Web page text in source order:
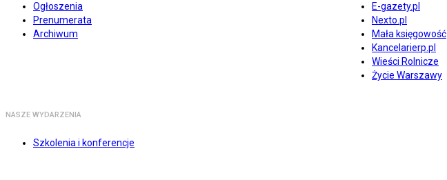
Ogłoszenia
Prenumerata
Archiwum
E-gazety.pl
Nexto.pl
Mała księgowość
Kancelarierp.pl
Wieści Rolnicze
Życie Warszawy
NASZE WYDARZENIA
Szkolenia i konferencje